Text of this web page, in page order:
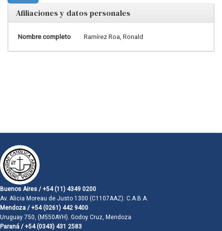
Afiliaciones y datos personales
Nombre completo Ramírez Roa, Ronald
Buenos Aires / +54 (11) 4349 0200
Av. Alicia Moreau de Justo 1300 (C1107AAZ). C.A.B.A.
Mendoza / +54 (0261) 442 9400
Uruguay 750, (M550AYH). Godoy Cruz, Mendoza
Paraná / +54 (0343) 431 2583